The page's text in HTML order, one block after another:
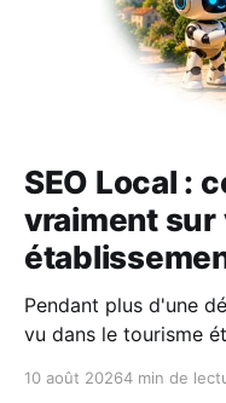
SEO Local :
vraiment sur
Pendant plus d'une
vu dans le tourisme
Google Maps ou sur
10 août 20264 min de